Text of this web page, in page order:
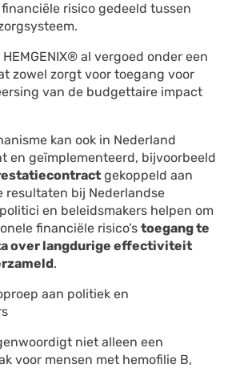
risico gedeeld tussen
al vergoed onder een
zowel zorgt voor toegang voor
van de budgettaire impact
kan ook in Nederland
en geïmplementeerd, bijvoorbeeld
gekoppeld aan
resultaten bij Nederlandse
en beleidsmakers helpen om
financiële risico’s toegang te
over langdurige effectiviteit
.
aan politiek en
niet alleen een
voor mensen met hemofilie B,